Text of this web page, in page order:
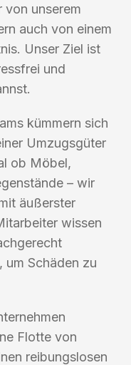
von unserem
auch von einem
Unser Ziel ist
und
kümmern sich
Umzugsgüter
ob Möbel,
– wir
äußerster
wissen
um Schäden zu
Flotte von
reibungslosen